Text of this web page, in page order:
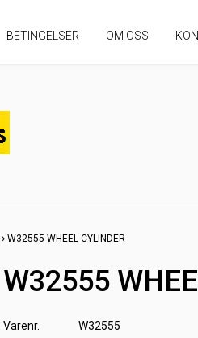
BETINGELSER OM OSS
W32555 WHEEL CYLINDER
W32555
Varenr. W32555